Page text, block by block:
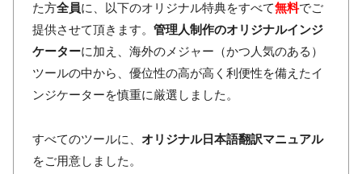
た方全員に、以下のオリジナル特典をすべて無料でご
提供させて頂きます。 管理人制作のオリジナルインジ
ケーターに加え、海外のメジャー（かつ人気のある）
ツールの中から、優位性の高が高く利便性を備えたイ
ンジケーターを慎重に厳選しました。
すべてのツールに、 オリジナル日本語翻訳マニュアル
をご用意しました。